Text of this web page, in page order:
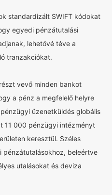
standardizált SWIFT kódokat
egyedi pénzátutalási
lehetővé téve a
tranzakciókat.
vevő minden bankot
a pénz a megfelelő helyre
üzenetküldés globális
11 000 pénzügyi intézményt
keresztül. Széles
pénzátutalásokhoz, beleértve
utalásokat és deviza